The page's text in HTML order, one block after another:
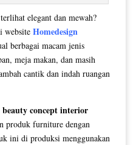
elegant dan mewah?
website Homedesign
berbagai macam jenis
meja makan, dan masih
cantik dan indah ruangan
concept interior
produk furniture dengan
ini di produksi menggunakan